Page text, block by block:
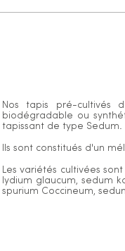
Nos tapis pré-cultivés
biodégradable ou
tapissant de type Sedum.
Ils sont constitués d'un
Les variétés cultivées
lydium glaucum, sedum
spurium Coccineum,